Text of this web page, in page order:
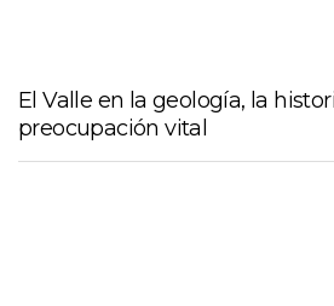
El Valle en la geología, la
preocupación vital